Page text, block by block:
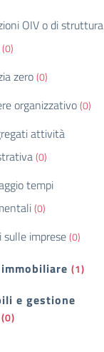
OIV o di struttura
(0)
zero(0)
organizzativo(0)
attività
(0)
tempi
(0)
sulle imprese(0)
(1)
e gestione
(0)